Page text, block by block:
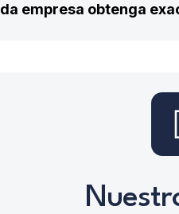
empresa obtenga